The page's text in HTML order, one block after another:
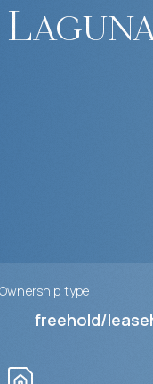
Ownership type
freehold/